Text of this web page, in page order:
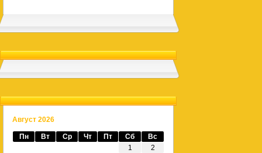
Август 2026
Пн Вт Ср Чт Пт Сб
Вс
1
2